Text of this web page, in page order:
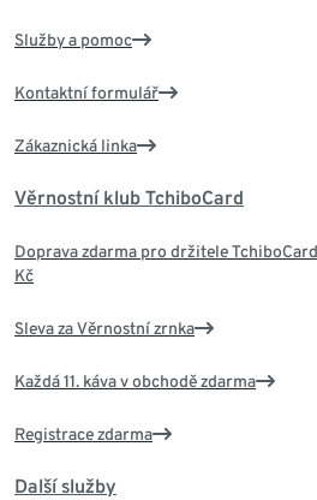
Služby a pomoc
Kontaktní formulář
Zákaznická linka
Věrnostní klub TchiboCard
Doprava zdarma pro držitele
Kč
Sleva za Věrnostní zrnka
Každá 11. káva v obchodě zdarma
Registrace zdarma
Další služby